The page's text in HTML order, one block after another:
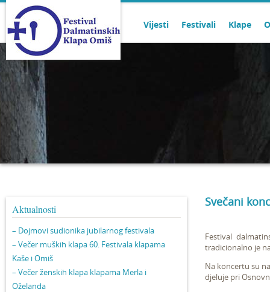
Vijesti Festivali Klape
Aktualnosti
– Dojmovi sudionika jubilarnog festivala
– Večer muških klapa 60. Festivala klapama
Kaše i Omiš
– Večer ženskih klapa klapama Merla i
Oželanda
Svečani
Festival
tradicionalno je
Na koncertu su
djeluje pri